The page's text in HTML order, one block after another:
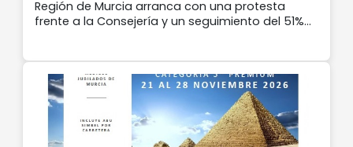
Región de Murcia arranca con una protesta
frente a la Consejería y un seguimiento del 51%